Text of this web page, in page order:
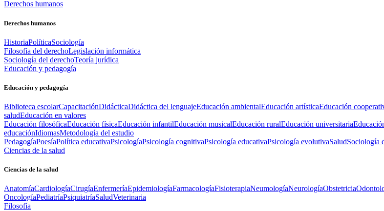
Derechos humanos
Derechos humanos
HistoriaPolíticaSociología
Filosofía del derechoLegislación informática
Sociología del derechoTeoría jurídica
Educación y pedagogía
Educación y pedagogía
Biblioteca escolarCapacitaciónDidácticaDidáctica del lenguajeEducación ambientalEducación artísticaEducación
saludEducación en valores
Educación filosóficaEducación físicaEducación infantilEducación musicalEducación ruralEducación universitaria
educaciónIdiomasMetodología del estudio
PedagogíaPoesíaPolítica educativaPsicologíaPsicología cognitivaPsicología educativaPsicología evolutivaSaludSociología
Ciencias de la salud
Ciencias de la salud
AnatomíaCardiologíaCirugíaEnfermeríaEpidemiologíaFarmacologíaFisioterapiaNeumologíaNeurologíaObstetricia
OncologíaPediatríaPsiquiatríaSaludVeterinaria
Filosofía